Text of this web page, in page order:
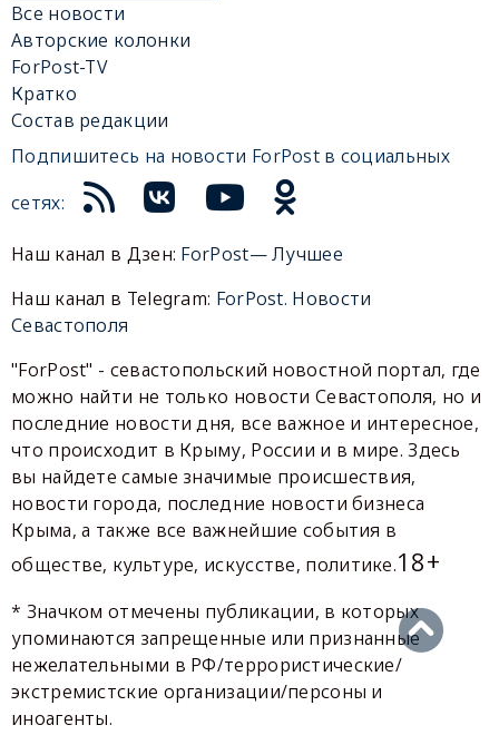
Все новости
Авторские колонки
ForPost-TV
Кратко
Состав редакции
Подпишитесь на новости ForPost в социальных
сетях:
Наш канал в Дзен: ForPost— Лучшее
Наш канал в Telegram: ForPost. Новости
Севастополя
"ForPost" - севастопольский новостной портал, где
можно найти не только новости Севастополя, но и
последние новости дня, все важное и интересное,
что происходит в Крыму, России и в мире. Здесь
вы найдете самые значимые происшествия,
новости города, последние новости бизнеса
Крыма, а также все важнейшие события в
обществе, культуре, искусстве, политике.18+
* Значком отмечены публикации, в которых
упоминаются запрещенные или признанные
нежелательными в РФ/террористические/
экстремистские организации/персоны и
иноагенты.